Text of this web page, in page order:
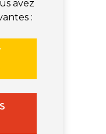
avez
: